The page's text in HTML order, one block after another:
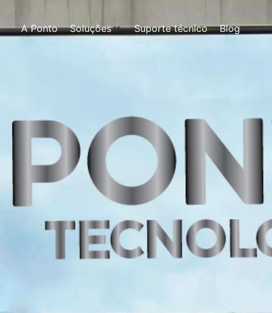
A Ponto Soluções Suporte técnico Blog